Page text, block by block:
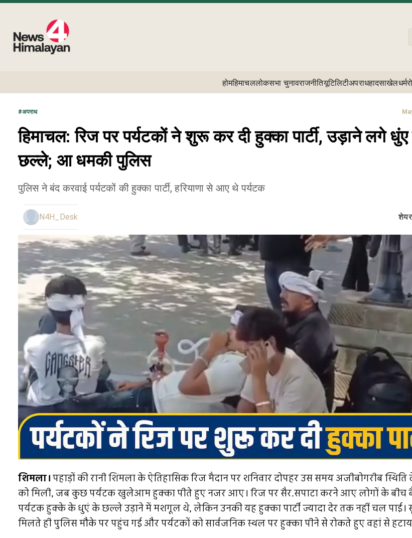
होमहिमाचललोकसभा चुनावराजनीतियूटिलिटीअपराधहादसाखेलधर्म
#अपराध
हिमाचल: रिज पर पर्यटकों ने शुरू कर दी हुक्का पार्टी, उड़ाने लगे
छल्ले; आ धमकी पुलिस
पुलिस ने बंद करवाई पर्यटकों की हुक्का पार्टी, हरियाणा से आए थे पर्यटक
N4H_Desk
शिमला।पहाड़ों की रानी शिमला के ऐतिहासिक रिज मैदान पर शनिवार दोपहर उस समय अजीबोगरीब
को मिली, जब कुछ पर्यटक खुलेआम हुक्का पीते हुए नजर आए। रिज पर सैर.सपाटा करने आए लोगों के बीच
पर्यटक हुक्के के धुएं के छल्ले उड़ाने में मशगूल थे, लेकिन उनकी यह हुक्का पार्टी ज्यादा देर तक नहीं चल पाई।
मिलते ही पुलिस मौके पर पहुंच गई और पर्यटकों को सार्वजनिक स्थल पर हुक्का पीने से रोकते हुए वहां से